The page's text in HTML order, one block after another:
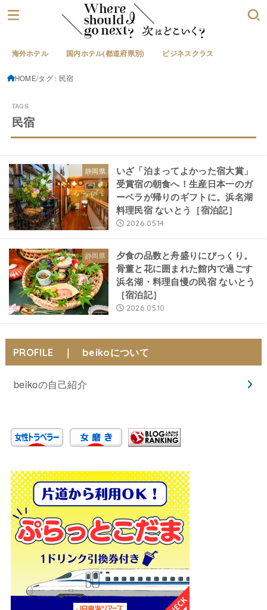
海外ホテル 国内ホテル(都道府県別) ビジネスクラス
HOME タグ : 民宿
民宿
静岡県
いざ「泊まってよかった宿大賞」
受賞宿の朝食へ！生産日本一のガ
ーベラが帰りのギフトに。浜名湖
料理民宿 ないとう［宿泊記］
2026.05.14
静岡県
夕食の品数と舟盛りにびっくり。
骨董と花に囲まれた館内で過ごす
浜名湖・料理自慢の民宿 ないとう
［宿泊記］
2026.05.10
PROFILE ｜ beikoについて
beikoの自己紹介